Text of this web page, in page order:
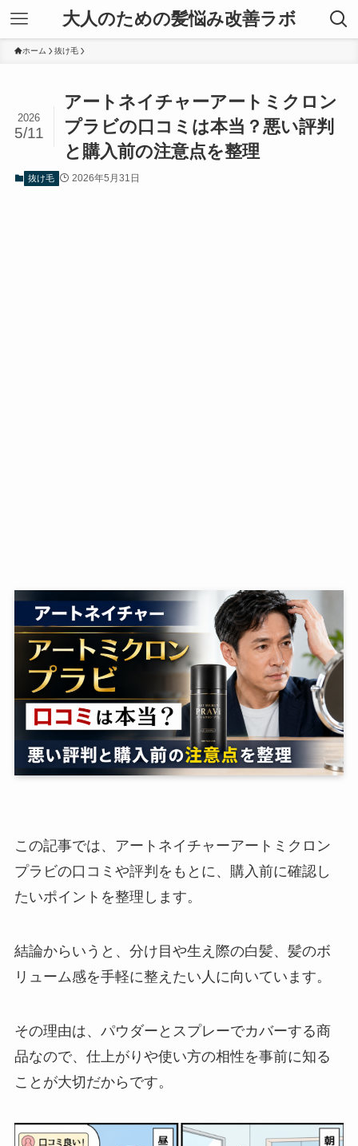
大人のための髪悩み改善ラボ
ホーム 抜け毛
アートネイチャーアートミクロン
プラビの口コミは本当？悪い評判
と購入前の注意点を整理
2026
5/11
抜け毛 2026年5月31日
この記事では、アートネイチャーアートミクロン
プラビの口コミや評判をもとに、購入前に確認し
たいポイントを整理します。
結論からいうと、分け目や生え際の白髪、髪のボ
リューム感を手軽に整えたい人に向いています。
その理由は、パウダーとスプレーでカバーする商
品なので、仕上がりや使い方の相性を事前に知る
ことが大切だからです。